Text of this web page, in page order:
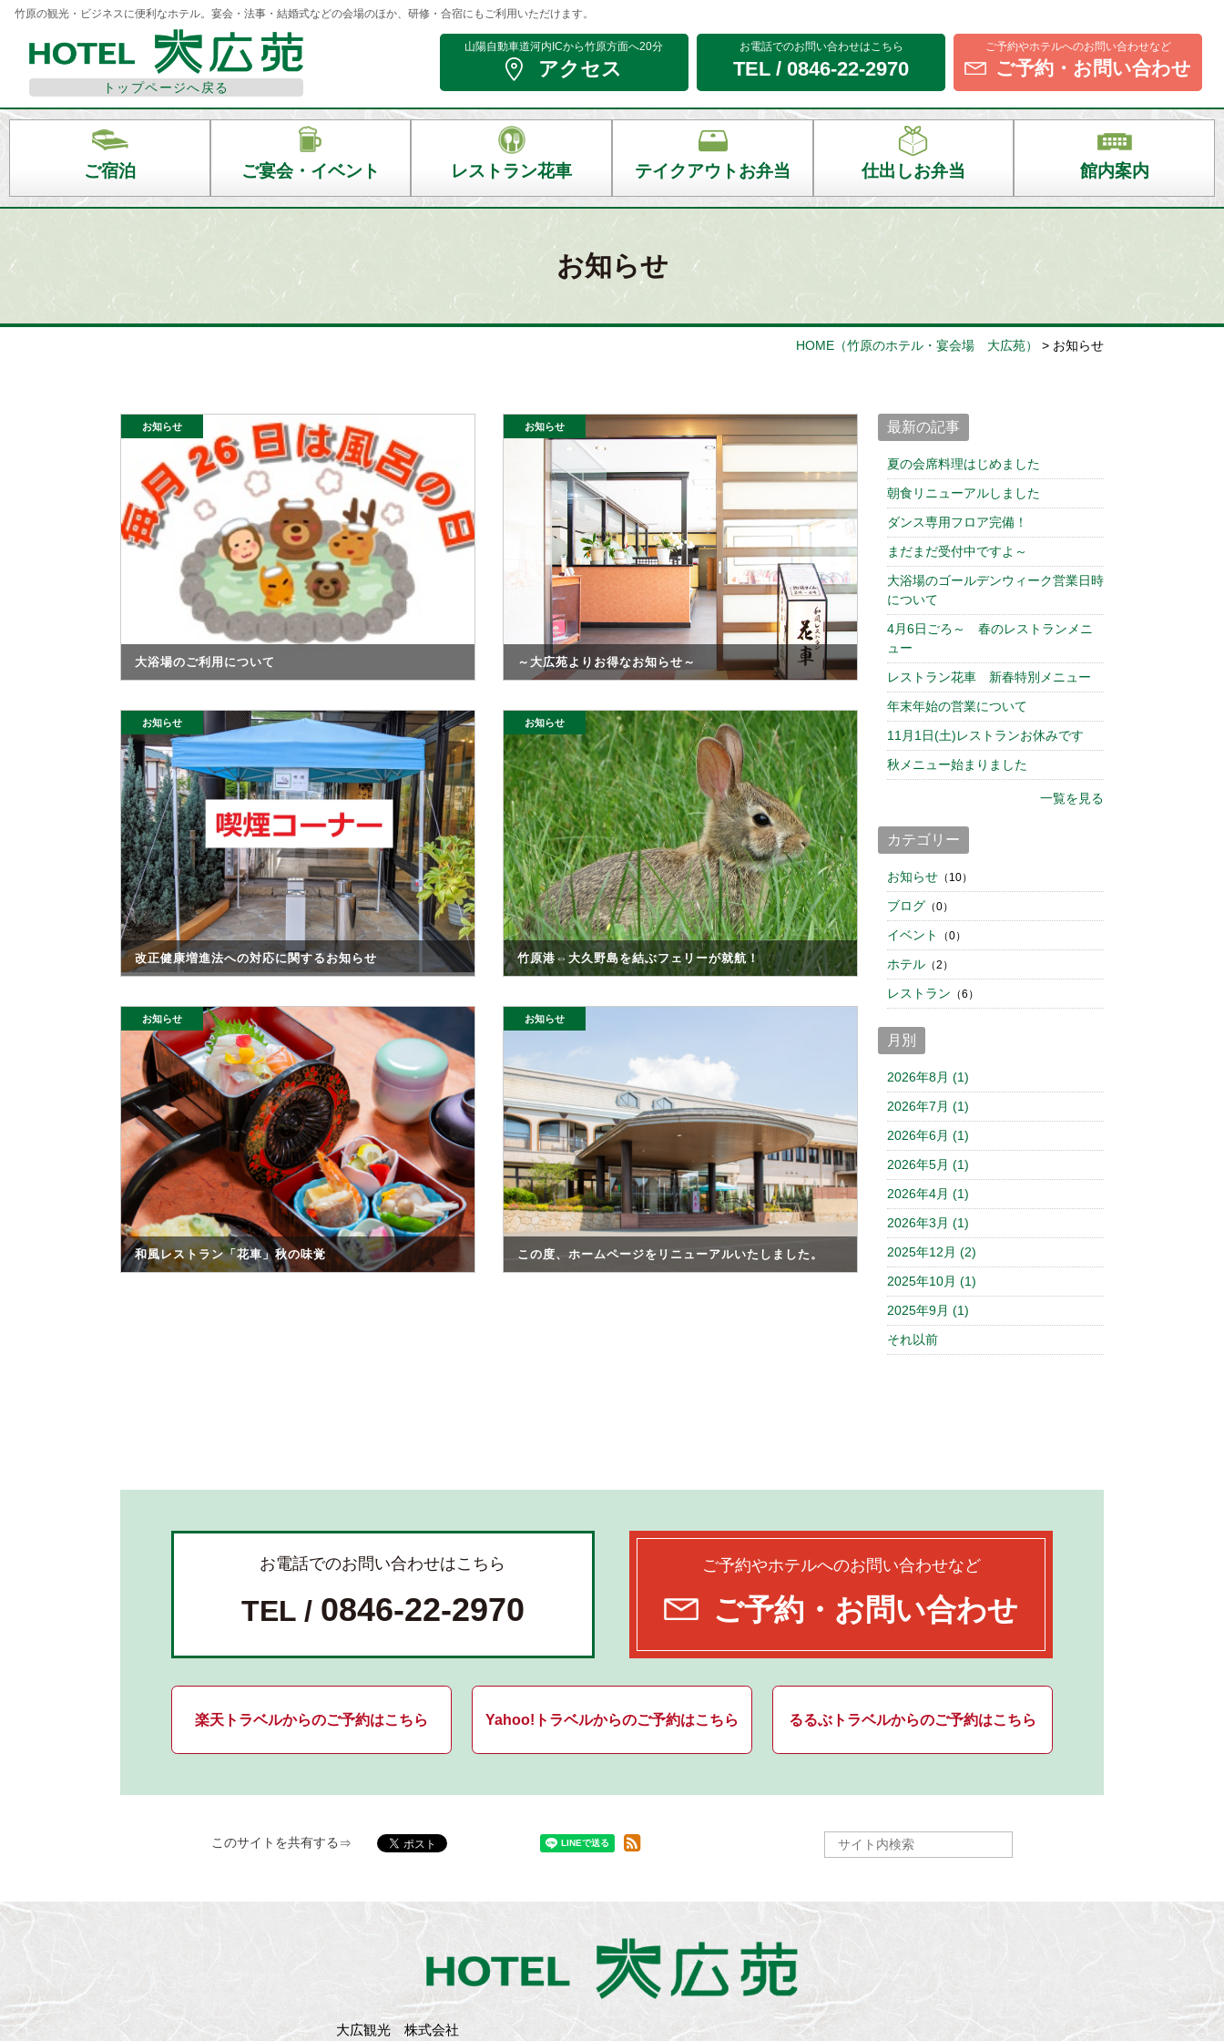
竹原の観光・ビジネスに便利なホテル。宴会・法事・結婚式などの会場のほか、研修・合宿にもご利用いただけます。
トップページへ戻る
山陽自動車道河内ICから竹原方面へ20分
アクセス
お電話でのお問い合わせはこちら
TEL /0846-22-2970
ご予約やホテルへのお問い合わせなど
ご予約・ お問い合わせ
ご宿泊 ご宴会・イベント レストラン花車 テイクアウトお弁当 仕出しお弁当 館内案内
お知らせ
HOME （竹原のホテル・宴会場 大広苑） > お知らせ
お知らせ
大浴場のご利用について
お知らせ
～大広苑よりお得なお知らせ～
お知らせ
改正健康増進法への対応に関するお知らせ
お知らせ
竹原港⇔大久野島を結ぶフェリーが就航！
お知らせ
和風レストラン「花車」秋の味覚
お知らせ
この度、ホームページをリニューアルいたしました。
最新の記事
夏の会席料理はじめました
朝食リニューアルしました
ダンス専用フロア完備！
まだまだ受付中ですよ～
大浴場のゴールデンウィーク営業日時
について
4月6日ごろ～ 春のレストランメニ
ュー
レストラン花車 新春特別メニュー
年末年始の営業について
11月1日(土)レストランお休みです
秋メニュー始まりました
一覧を見る
カテゴリー
お知らせ（10）
ブログ（0）
イベント （0）
ホテル（2）
レストラン （6）
月別
2026年8月 (1)
2026年7月 (1)
2026年6月 (1)
2026年5月 (1)
2026年4月 (1)
2026年3月 (1)
2025年12月 (2)
2025年10月 (1)
2025年9月 (1)
それ以前
お電話でのお問い合わせはこちら
TEL / 0846-22-2970
ご予約やホテルへのお問い合わせなど
ご予約・お問い合わせ
楽天トラベルからのご予約はこちら Yahoo!トラベルからのご予約はこちら るるぶトラベルからのご予約はこちら
このサイトを共有する
大広観光 株式会社